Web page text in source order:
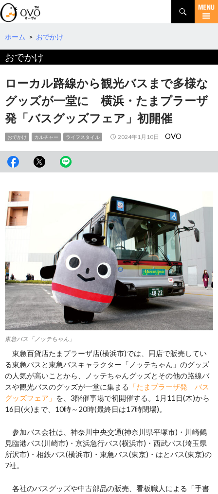
検
索
コ
テ
ツ
へ
ホーム > おでかけ
おでかけ
ローカル路線から観光バスまで多様な
グッズが一堂に 横浜・たまプラーザ
発「バスグッズフェア」初開催
おでかけ カルチャー ライフスタイル 2024年1月10日 OVO
東急バス「ノッテちゃん」
東急百貨店たまプラーザ店(横浜市)では、同店で販売してい
る東急バスと東急バスキャラクター「ノッテちゃん」のグッズ
の人気が高いことから、ノッテちゃんグッズとその他の路線バ
スや観光バスのグッズが一堂に集まる
「たまプラーザ発 バス
グッズフェア」
を、3階催事場で初開催する。1月11日(木)から
16日(火)まで、10時～20時(最終日は17時閉場)。
参加バス会社は、神奈川中央交通(神奈川県平塚市)・川崎鶴
見臨港バス(川崎市)・京浜急行バス(横浜市)・西武バス(埼玉県
所沢市)・相鉄バス(横浜市)・東急バス(東京)・はとバス(東京)の
7社。
各社のバスグッズや中古部品の販売、看板職人による「手書